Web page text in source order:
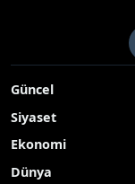
Güncel
Siyaset
Ekonomi
Dünya